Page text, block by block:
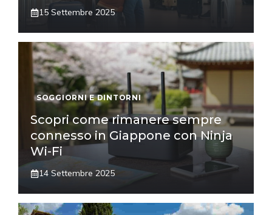
15 Settembre 2025
SOGGIORNI E DINTORNI
Scopri come rimanere sempre
connesso in Giappone con Ninja
Wi-Fi
14 Settembre 2025